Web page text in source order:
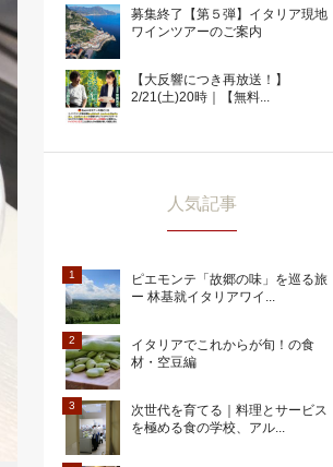
募集終了【第５弾】イタリア現地
ワインツアーのご案内
【大反響につき再放送！】
2/21(土)20時｜【無料...
人気記事
ピエモンテ「故郷の味」を巡る旅
ー 林基就イタリアワイ...
イタリアでこれからが旬！の食
材・空豆編
次世代を育てる｜料理とサービス
を極める食の学校、アル...